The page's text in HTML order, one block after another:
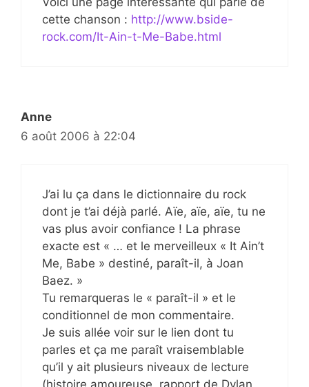
cette chanson : http://www.bside-
rock.com/It-Ain-t-Me-Babe.html
Anne
6 août 2006 à 22:04
J’ai lu ça dans le dictionnaire du rock
dont je t’ai déjà parlé. Aïe, aïe, aïe, tu ne
vas plus avoir confiance ! La phrase
exacte est « … et le merveilleux « It Ain’t
Me, Babe » destiné, paraît-il, à Joan
Baez. »
Tu remarqueras le « paraît-il » et le
conditionnel de mon commentaire.
Je suis allée voir sur le lien dont tu
parles et ça me paraît vraisemblable
qu’il y ait plusieurs niveaux de lecture
(histoire amoureuse, rapport de Dylan